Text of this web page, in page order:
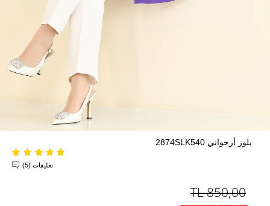
بلوز أرجواني 2874SLK540
تعليقات (5)
850,00
TL